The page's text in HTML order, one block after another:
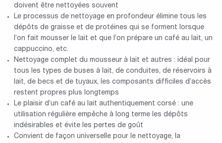
doivent être nettoyées souvent
Le processus de nettoyage en profondeur élimine tous les
dépôts de graisse et de protéines qui se forment lorsque
l’on fait mousser le lait et que l’on prépare un café au lait, un
cappuccino, etc.
Nettoyage complet du mousseur à lait et autres : idéal pour
tous les types de buses à lait, de conduites, de réservoirs à
lait, de becs et de tuyaux, les composants difficiles d’accès
restent propres plus longtemps
Le plaisir d’un café au lait authentiquement corsé : une
utilisation régulière empêche à long terme les dépôts
indésirables et évite les pertes de goût
Convient de façon universelle pour le nettoyage, la